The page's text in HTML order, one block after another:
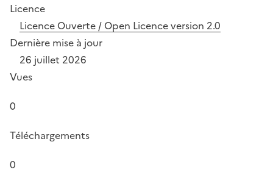
Licence
Licence Ouverte / Open Licence version 2.0
Dernière mise à jour
26 juillet 2026
Vues
0
Téléchargements
0